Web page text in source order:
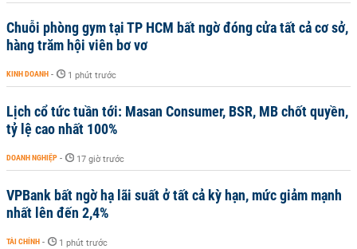
Chuỗi phòng gym tại TP HCM bất ngờ đóng cửa tất cả cơ sở,
hàng trăm hội viên bơ vơ
KINH DOANH - 1 phút trước
Lịch cổ tức tuần tới: Masan Consumer, BSR, MB chốt quyền,
tỷ lệ cao nhất 100%
DOANH NGHIỆP - 17 giờ trước
VPBank bất ngờ hạ lãi suất ở tất cả kỳ hạn, mức giảm mạnh
nhất lên đến 2,4%
TÀI CHÍNH - 1 phút trước